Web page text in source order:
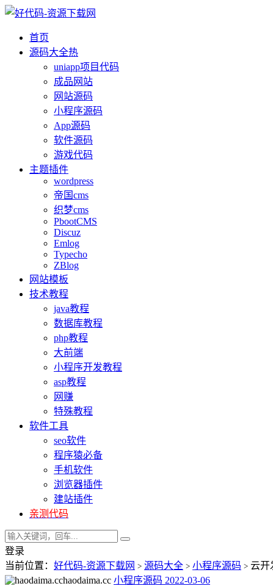
首页
源码大全热
uniapp项目代码
成品网站
网站源码
小程序源码
App源码
软件源码
游戏代码
主题插件
wordpress
帝国cms
织梦cms
PbootCMS
Discuz
Emlog
Typecho
ZBlog
网站模板
技术教程
java教程
数据库教程
php教程
大前端
小程序开发教程
asp教程
网赚
特殊教程
软件工具
seo软件
程序猿必备
手机软件
浏览器插件
建站插件
亲测代码
登录
当前位置： 好代码-资源下载网 > 源码大全 > 小程序源码 > 云开
haodaima.cc 小程序源码 2022-03-06